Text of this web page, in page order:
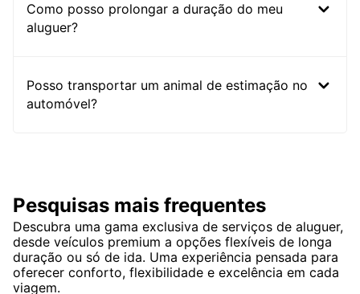
Como posso prolongar a duração do meu
aluguer?
Posso transportar um animal de estimação no
automóvel?
Pesquisas mais frequentes
Descubra uma gama exclusiva de serviços de aluguer,
desde veículos premium a opções flexíveis de longa
duração ou só de ida. Uma experiência pensada para
oferecer conforto, flexibilidade e excelência em cada
viagem.